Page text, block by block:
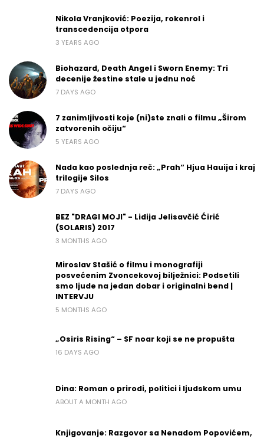
Nikola Vranjković: Poezija, rokenrol i
transcedencija otpora
3 YEARS AGO
Biohazard, Death Angel i Sworn Enemy: Tri
decenije žestine stale u jednu noć
7 DAYS AGO
7 zanimljivosti koje (ni)ste znali o filmu „Širom
zatvorenih očiju“
5 YEARS AGO
Nada kao poslednja reč: „Prah“ Hjua Hauija i kraj
trilogije Silos
7 DAYS AGO
BEZ "DRAGI MOJI" - Lidija Jelisavčić Ćirić
(SOLARIS) 2017
3 MONTHS AGO
Miroslav Stašić o filmu i monografiji
posvećenim Zvoncekovoj bilježnici: Podsetili
smo ljude na jedan dobar i originalni bend |
INTERVJU
5 MONTHS AGO
„Osiris Rising“ – SF noar koji se ne propušta
16 DAYS AGO
Dina: Roman o prirodi, politici i ljudskom umu
ABOUT A MONTH AGO
Knjigovanje: Razgovor sa Nenadom Popovićem,